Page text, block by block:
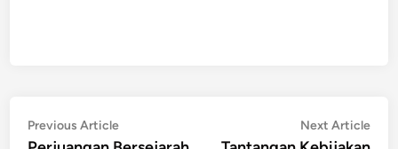
Post
Previous ArticlePrevious
article:
Next Article